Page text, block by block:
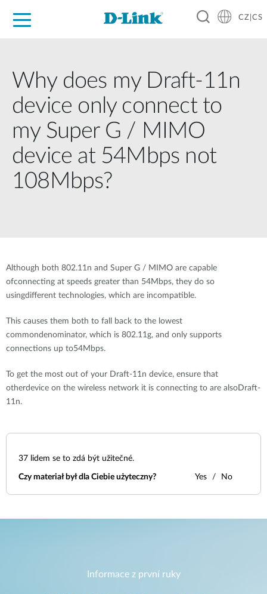
CZ|CS
Why does my Draft-11n
device only connect to
my Super G / MIMO
device at 54Mbps not
108Mbps?
Although both 802.11n and Super G / MIMO are capable
ofconnecting at speeds greater than 54Mbps, they do so
usingdifferent technologies, which are incompatible.
This causes them both to fall back to the lowest
commondenominator, which is 802.11g, and only supports
connections up to54Mbps.
To get the most out of your Draft-11n device, ensure that
otherdevice on the wireless network it is connecting to are alsoDraft-
11n.
37 lidem se to zdá být užitečné.
Czy materiał był dla Ciebie użyteczny? Yes No
Informace z první ruky